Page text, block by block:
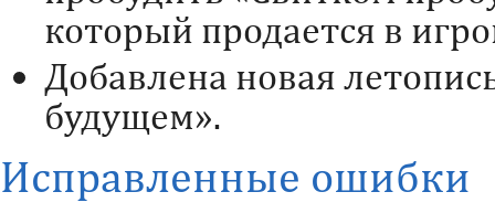
который продается в
Добавлена новая
будущем».
Исправленные ошибки